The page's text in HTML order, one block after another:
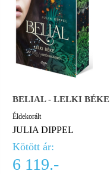
BELIAL - LELKI BÉKE
Éldekorált
JULIA DIPPEL
Kötött ár:
6 119.-